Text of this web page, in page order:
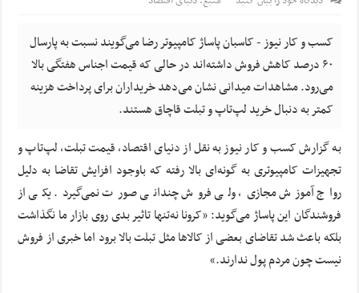
کسب و کار نیوز - کاسبان پاساژ کامپیوتر رضا می‌گویند نسبت به پارسال
۶۰ درصد کاهش فروش داشته‌اند در حالی که قیمت اجناس هفتگی بالا
می‌رود. مشاهدات میدانی نشان می‌دهد خریداران برای پرداخت هزینه
کمتر به دنبال خرید لپ‌تاپ و تبلت قاچاق هستند.
به گزارش کسب و کار نیوز به نقل از دنیای اقتصاد، قیمت تبلت، لپ‌تاپ و
تجهیزات کامپیوتری به گونه‌ای بالا رفته که باوجود افزایش تقاضا به دلیل
رواج آموزش مجازی، ولی فروش چندانی صورت نمی‌گیرد. یکی از
فروشندگان این پاساژ می‌گوید: «کرونا نه‌تنها تاثیر بدی روی بازار ما نگذاشت
بلکه باعث شد تقاضای بعضی از کالاها مثل تبلت بالا برود اما خبری از فروش
نیست چون مردم پول ندارند.»